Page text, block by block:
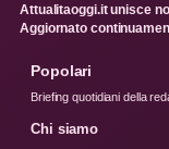
Attualitaoggi.it unisce
Aggiornato
Popolari
Briefing quotidiani della
Chi siamo